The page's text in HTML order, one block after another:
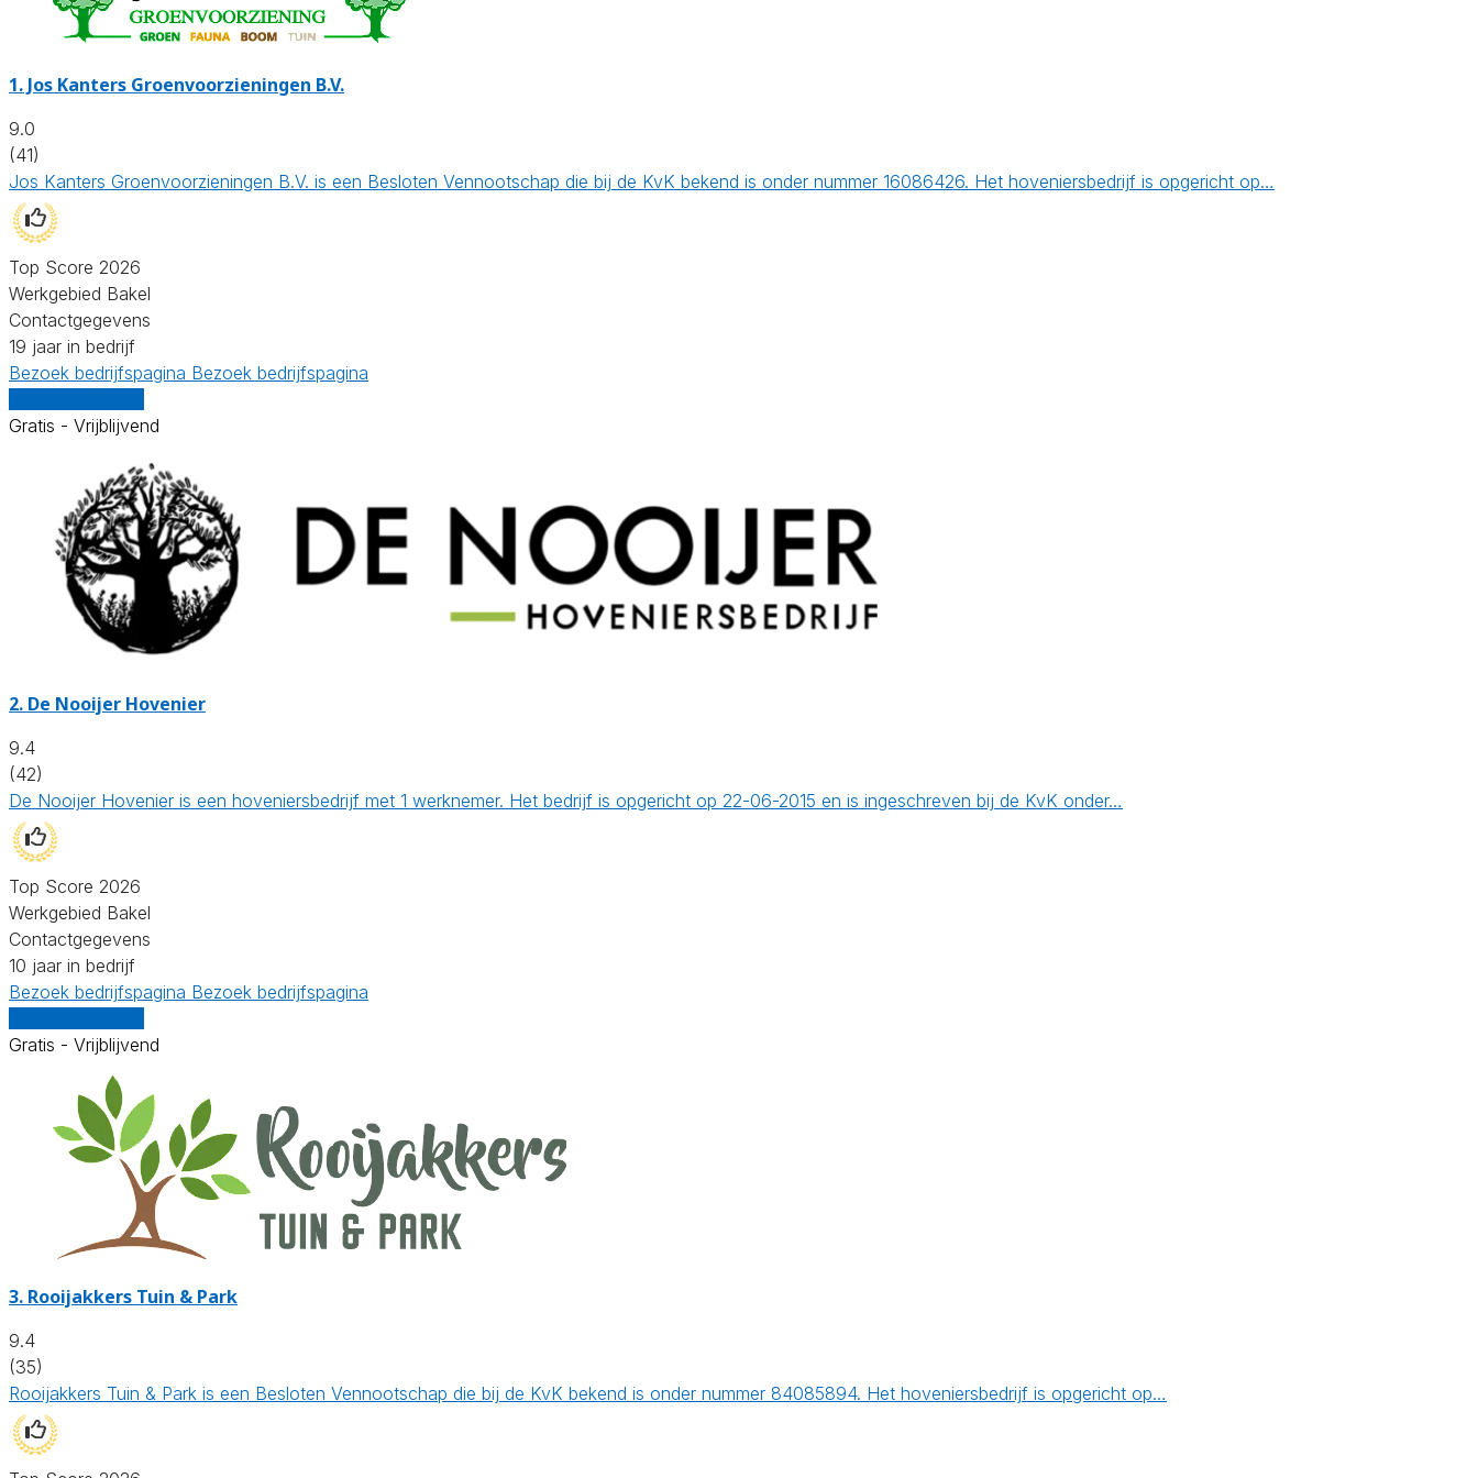
1. Jos Kanters Groenvoorzieningen B.V.
9.0
(41)
Jos Kanters Groenvoorzieningen B.V. is een Besloten Vennootschap die bij de KvK bekend is onder nummer 16086426. Het hoveniersbedrijf is opgericht op…
Top Score 2026
Werkgebied Bakel
Contactgegevens
19 jaar in bedrijf
Bezoek bedrijfspagina Bezoek bedrijfspagina
Gratis - Vrijblijvend
2. De Nooijer Hovenier
9.4
(42)
De Nooijer Hovenier is een hoveniersbedrijf met 1 werknemer. Het bedrijf is opgericht op 22-06-2015 en is ingeschreven bij de KvK onder…
Top Score 2026
Werkgebied Bakel
Contactgegevens
10 jaar in bedrijf
Bezoek bedrijfspagina Bezoek bedrijfspagina
Gratis - Vrijblijvend
3. Rooijakkers Tuin & Park
9.4
(35)
Rooijakkers Tuin & Park is een Besloten Vennootschap die bij de KvK bekend is onder nummer 84085894. Het hoveniersbedrijf is opgericht op…